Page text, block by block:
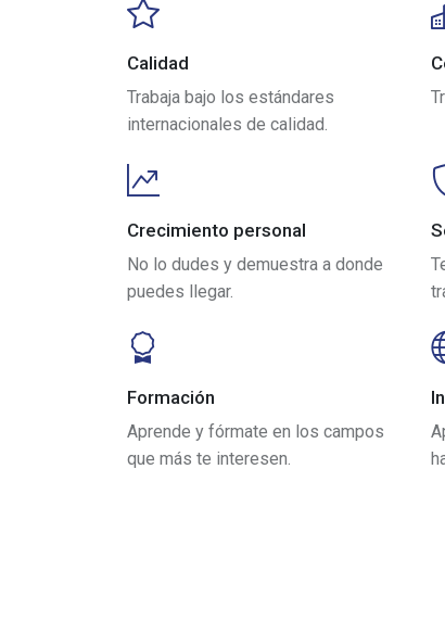
Calidad
Trabaja bajo los estándares
internacionales de calidad.
Crecimiento personal
No lo dudes y demuestra a donde
puedes llegar.
Formación
Aprende y fórmate en los campos
que más te interesen.